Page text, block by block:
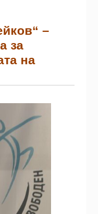
–
за
на